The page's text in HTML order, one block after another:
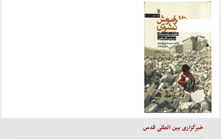
خبرگزاری بین المللی قدس